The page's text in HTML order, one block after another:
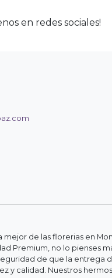
en redes sociales!
mejor de las florerias en
Premium, no lo pienses
de que la entrega
y calidad. Nuestros